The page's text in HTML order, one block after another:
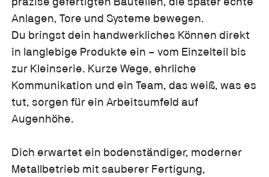
Anlagen, Tore und Systeme bewegen.
Du bringst dein handwerkliches Können direkt
in langlebige Produkte ein – vom Einzelteil bis
zur Kleinserie. Kurze Wege, ehrliche
Kommunikation und ein Team, das weiß, was es
tut, sorgen für ein Arbeitsumfeld auf
Augenhöhe.
Dich erwartet ein bodenständiger, moderner
Metallbetrieb mit sauberer Fertigung,